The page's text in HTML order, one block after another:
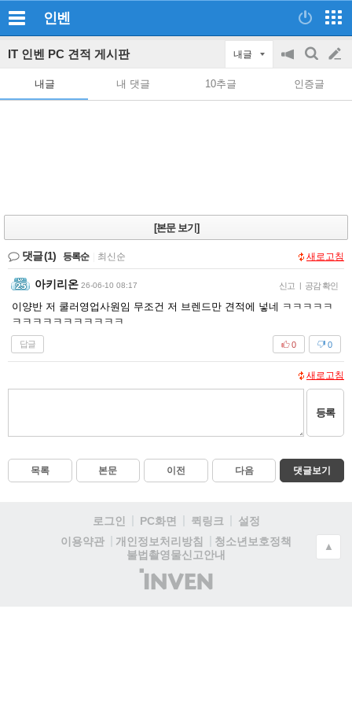
인벤
IT 인벤 PC 견적 게시판 내글
공
on/off
검
색
글
쓰
내글 내 댓글 10추글 인증글
[본문 보기]
댓글(1) 등록순 최신순 새로고침
아키리온 26-06-10 08:17 신고 | 공감 확인
이양반 저 쿨러영업사원임 무조건 저 브렌드만 견적에 넣네 ㅋㅋㅋㅋㅋ
ㅋㅋㅋㅋㅋㅋㅋㅋㅋㅋㅋ
답글 0
0
새로고침
등록
목록 본문 이전 다음 댓글보기
로그인 PC화면 퀵링크
설정
이용약관
개인정보처리방침
청소년보호정책
불법촬영물신고안내
(주)
인
▲